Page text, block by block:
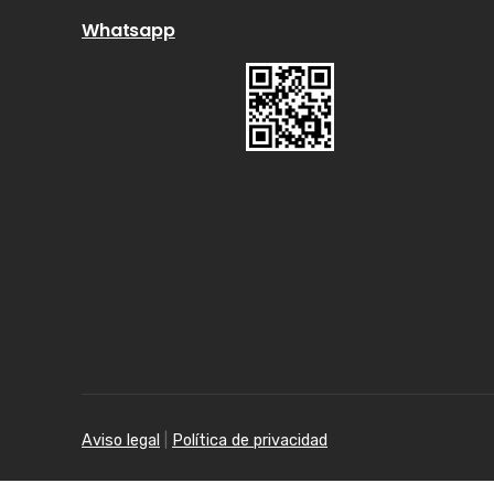
Whatsapp
Aviso legal Política de privacidad